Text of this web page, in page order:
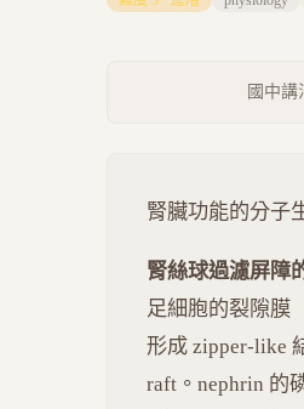
國中講
腎臟功能的分子
腎絲球過濾屏障
足細胞的裂隙膜
形成 zipper-like
raft。nephrin 的